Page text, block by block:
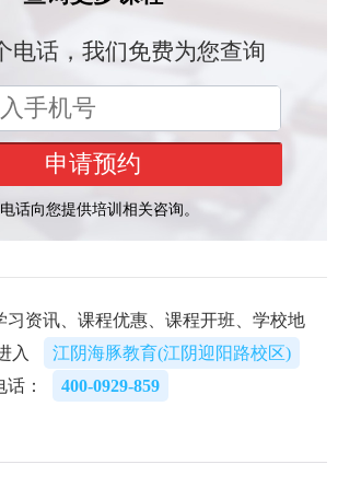
习资讯、课程优惠、课程开班、学校地
入
江阴海豚教育(江阴迎阳路校区)
：
400-0929-859